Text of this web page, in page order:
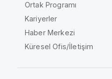
Ortak Programı
Kariyerler
Haber Merkezi
Küresel Ofis/İletişim